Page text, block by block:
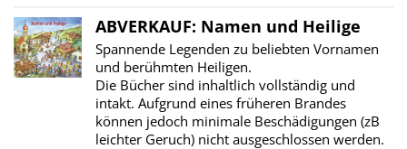
ABVERKAUF: Namen und Heilige
Spannende Legenden zu beliebten Vornamen
und berühmten Heiligen.
Die Bücher sind inhaltlich vollständig und
intakt. Aufgrund eines früheren Brandes
können jedoch minimale Beschädigungen (zB
leichter Geruch) nicht ausgeschlossen werden.